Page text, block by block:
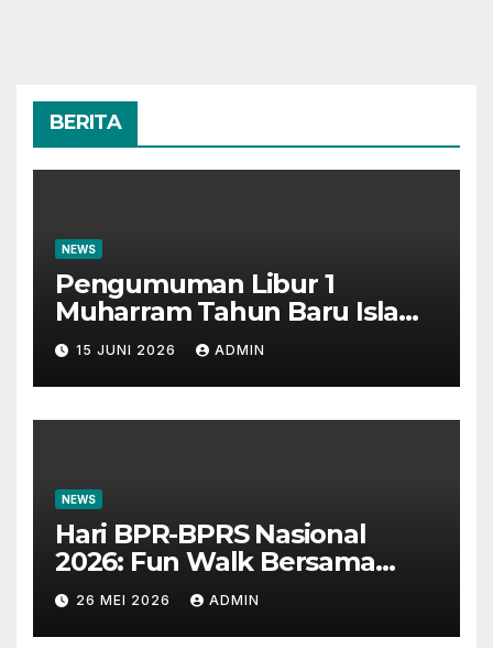
BERITA
NEWS
Pengumuman Libur 1
Muharram Tahun Baru Islam
1448H
15 JUNI 2026 ADMIN
NEWS
Hari BPR-BPRS Nasional
2026: Fun Walk Bersama
Masyarakat dan Insan
Perbankan
26 MEI 2026 ADMIN